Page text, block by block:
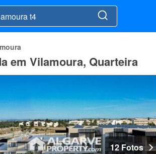
em Vilamoura, Quarteira
12 Fotos